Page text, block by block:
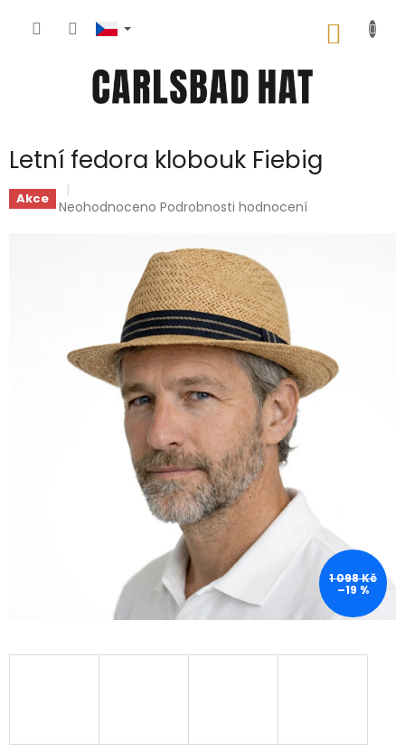
Letní fedora klobouk Fiebig
Akce Průměrné
hvězdiček.
Neohodnoceno Podrobnosti hodnocení
1 098 Kč
–19 %